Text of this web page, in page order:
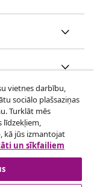
vietnes darbību,
sociālo plašsaziņas
Turklāt mēs
līdzekļiem,
kā jūs izmantojat
un sīkfailiem